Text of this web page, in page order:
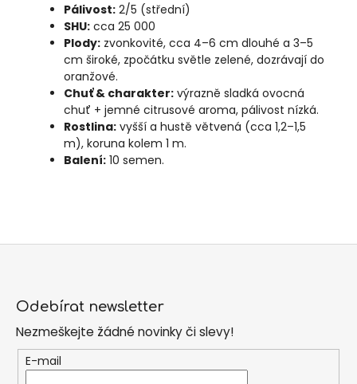
Pálivost: 2/5 (střední)
SHU: cca 25 000
Plody: zvonkovité, cca 4–6 cm dlouhé a 3–5
cm široké, zpočátku světle zelené, dozrávají do
oranžové.
Chuť & charakter: výrazně sladká ovocná
chuť + jemné citrusové aroma, pálivost nízká.
Rostlina: vyšší a hustě větvená (cca 1,2–1,5
m), koruna kolem 1 m.
Balení: 10 semen.
Odebírat newsletter
Nezmeškejte žádné novinky či slevy!
E-mail